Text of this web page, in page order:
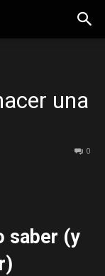
una
0
saber (y